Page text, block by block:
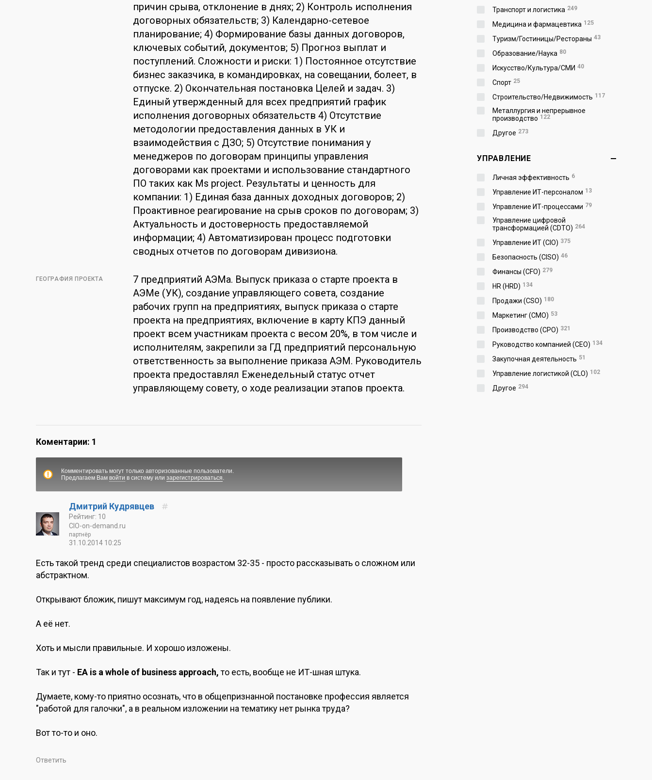
причин срыва, отклонение в днях; 2) Контроль исполнения
договорных обязательств; 3) Календарно-сетевое
планирование; 4) Формирование базы данных договоров,
ключевых событий, документов; 5) Прогноз выплат и
поступлений. Сложности и риски: 1) Постоянное отсутствие
бизнес заказчика, в командировках, на совещании, болеет, в
отпуске. 2) Окончательная постановка Целей и задач. 3)
Единый утвержденный для всех предприятий график
исполнения договорных обязательств 4) Отсутствие
методологии предоставления данных в УК и
взаимодействия с ДЗО; 5) Отсутствие понимания у
менеджеров по договорам принципы управления
договорами как проектами и использование стандартного
ПО таких как Ms project. Результаты и ценность для
компании: 1) Единая база данных доходных договоров; 2)
Проактивное реагирование на срыв сроков по договорам; 3)
Актуальность и достоверность предоставляемой
информации; 4) Автоматизирован процесс подготовки
сводных отчетов по договорам дивизиона.
ГЕОГРАФИЯ ПРОЕКТА
7 предприятий АЭМа. Выпуск приказа о старте проекта в
АЭМе (УК), создание управляющего совета, создание
рабочих групп на предприятиях, выпуск приказа о старте
проекта на предприятиях, включение в карту КПЭ данный
проект всем участникам проекта с весом 20%, в том числе и
исполнителям, закрепили за ГД предприятий персональную
ответственность за выполнение приказа АЭМ. Руководитель
проекта предоставлял Еженедельный статус отчет
управляющему совету, о ходе реализации этапов проекта.
Коментарии: 1
Комментировать могут только авторизованные пользователи.
Предлагаем Вам войти в систему или зарегистрироваться.
Дмитрий Кудрявцев
Рейтинг: 10
CIO-on-demand.ru
партнёр
31.10.2014 10:25
Есть такой тренд среди специалистов возрастом 32-35 - просто рассказывать о сложном или
абстрактном.
Открывают бложик, пишут максимум год, надеясь на появление публики.
А её нет.
Хоть и мысли правильные. И хорошо изложены.
Так и тут - EA is a whole of business approach,то есть, вообще не ИТ-шная штука.
Думаете, кому-то приятно осознать, что в общепризнанной постановке профессия является
"работой для галочки", а в реальном изложении на тематику нет рынка труда?
Вот то-то и оно.
Ответить
Транспорт и логистика 249
Медицина и фармацевтика 125
Туризм/Гостиницы/Рестораны 43
Образование/Наука 80
Искусство/Культура/СМИ 40
Спорт 25
Строительство/Недвижимость 117
Металлургия и непрерывное
производство 122
Другое 273
УПРАВЛЕНИЕ
Личная эффективность 6
Управление ИТ-персоналом 13
Управление ИТ-процессами 79
Управление цифровой
трансформацией (CDTO) 264
Управление ИТ (CIO) 375
Безопасность (CISO) 46
Финансы (CFO) 279
HR (HRD) 134
Продажи (CSO) 180
Маркетинг (CMO) 53
Производство (СPO) 321
Руководство компанией (CEO) 134
Закупочная деятельность 51
Управление логистикой (CLO) 102
Другое 294